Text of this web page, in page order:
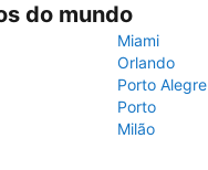
do mundo
Miami
Orlando
Porto Alegre
Porto
Milão